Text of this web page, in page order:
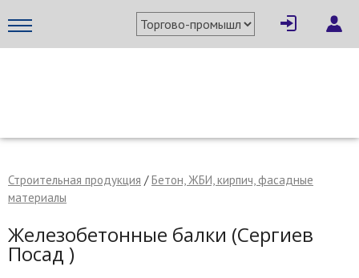
Строительная продукция /Бетон, ЖБИ, кирпич, фасадные
материалы
Железобетонные балки (Сергиев
Посад )
× Написать поставщику